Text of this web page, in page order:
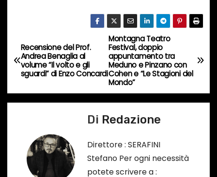
r
s
o
N
a
i
Montagna Teatro
Festival, doppio
appuntamento tra
Meduno e Pinzano con
Cohen e “Le Stagioni del
Mondo”
Recensione del Prof.
Andrea Benaglia al
volume “Il volto e gli
sguardi” di Enzo Concardi
Di Redazione
Direttore : SERAFINI
Stefano Per ogni necessità
potete scrivere a :